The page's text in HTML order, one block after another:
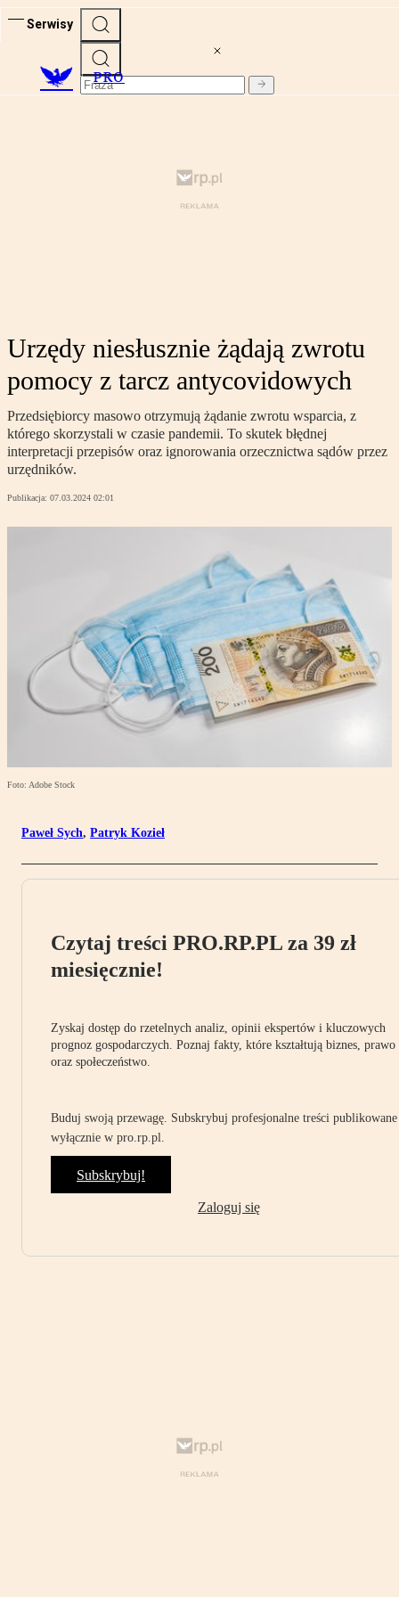
Serwisy
PRO
Urzędy niesłusznie żądają zwrotu
pomocy z tarcz antycovidowych
Przedsiębiorcy masowo otrzymują żądanie zwrotu wsparcia, z
którego skorzystali w czasie pandemii. To skutek błędnej
interpretacji przepisów oraz ignorowania orzecznictwa sądów przez
urzędników.
Publikacja: 07.03.2024 02:01
Foto: Adobe Stock
Paweł Sych, Patryk Kozieł
Czytaj treści PRO.RP.PL za 39 zł
miesięcznie!
Zyskaj dostęp do rzetelnych analiz, opinii ekspertów i kluczowych
prognoz gospodarczych. Poznaj fakty, które kształtują biznes, prawo
oraz społeczeństwo.
Buduj swoją przewagę. Subskrybuj profesjonalne treści publikowane
wyłącznie w pro.rp.pl.
Subskrybuj!
Zaloguj się